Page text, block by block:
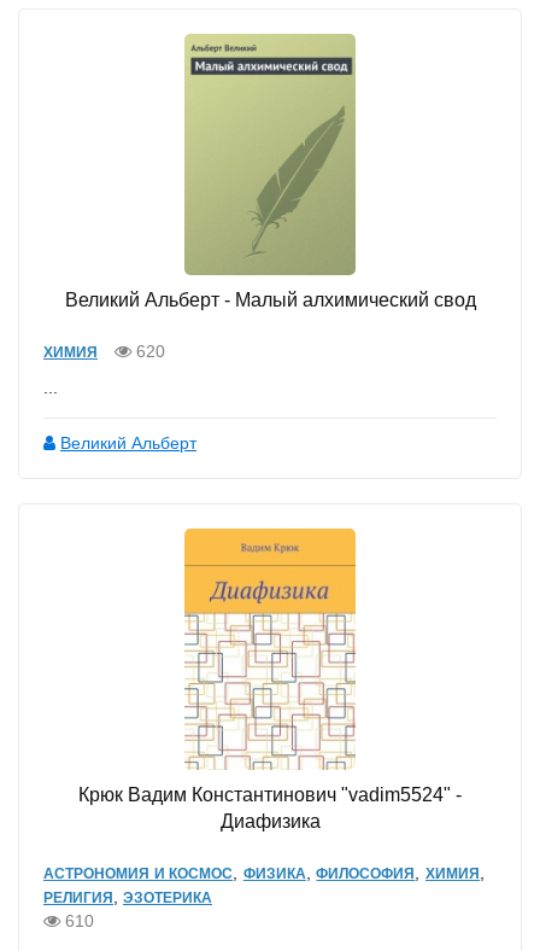
Великий Альберт - Малый алхимический свод
ХИМИЯ
620
...
Великий Альберт
Крюк Вадим Константинович "vadim5524" -
Диафизика
АСТРОНОМИЯ И КОСМОС, ФИЗИКА,ФИЛОСОФИЯ ,ХИМИЯ ,
РЕЛИГИЯ , ЭЗОТЕРИКА
610